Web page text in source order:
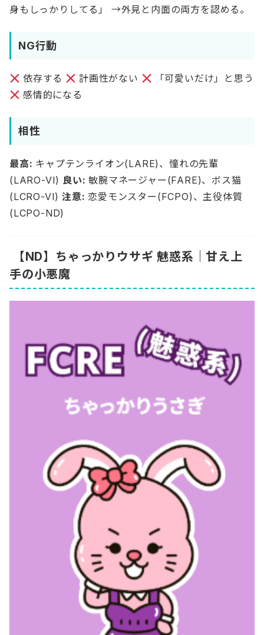
身もしっかりしてる」 →外見と内面の両方を認める。
NG行動
依存する 計画性がない
「可愛いだけ」と思う
感情的になる
相性
最高: キャプテンライオン(LARE)、憧れの先輩
(LARO-VI) 良い: 敏腕マネージャー(FARE)、ボス猫
(LCRO-VI) 注意: 恋愛モンスター(FCPO)、主役体質
(LCPO-ND)
【ND】ちゃっかりウサギ 魅惑系｜甘え上
手の小悪魔